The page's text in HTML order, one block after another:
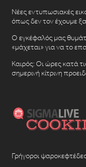
Νέες εντυπωσιακές
όπως δεν τον έχουμε
Ο εγκέφαλός μας
«μάχεται» για να το
Καιρός: Οι ώρες κατά
σημερινή κίτρινη
Γρήγοροι